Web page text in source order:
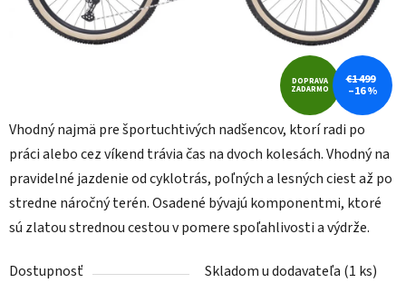
Vhodný najmä pre športuchtivých nadšencov, ktorí radi po
práci alebo cez víkend trávia čas na dvoch kolesách. Vhodný na
pravidelné jazdenie od cyklotrás, poľných a lesných ciest až po
stredne náročný terén. Osadené bývajú komponentmi, ktoré
sú zlatou strednou cestou v pomere spoľahlivosti a výdrže.
Dostupnosť Skladom u dodavateľa (1 ks)
DOPRAVA
ZADARMO
€1 499
–16 %